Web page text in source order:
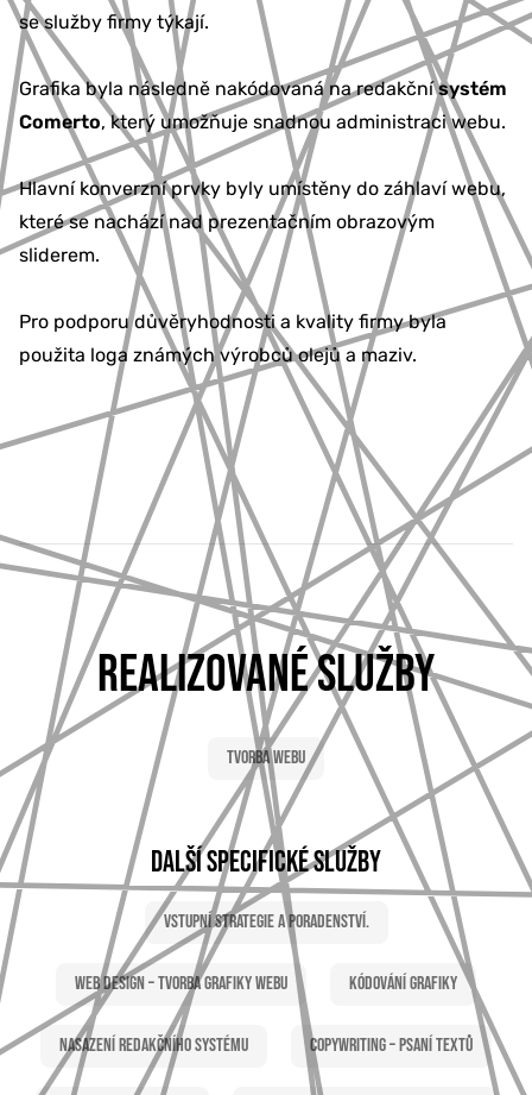
se služby firmy týkají.
Grafika byla následně nakódovaná na redakčnísystém
Comerto, který umožňuje snadnou administraci webu.
Hlavní konverzní prvky byly umístěny do záhlaví webu,
které se nachází nad prezentačním obrazovým
sliderem.
Pro podporu důvěryhodnosti a kvality firmy byla
použita loga známých výrobců olejů a maziv.
REALIZOVANÉ SLUŽBY
Tvorba webu
DALŠÍ SPECIFICKÉ SLUŽBY
Vstupní strategie a poradenství.
Web Design – tvorba grafiky webu Kódování grafiky
Nasazení redakčního systému Copywriting – psaní textů